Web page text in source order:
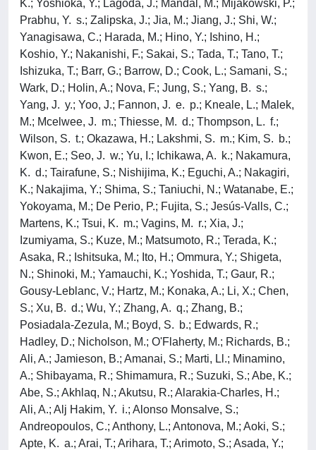
K.; Yoshioka, Y.; Lagoda, J.; Mandal, M.; Mijakowski, P.;
Prabhu, Y. s.; Zalipska, J.; Jia, M.; Jiang, J.; Shi, W.;
Yanagisawa, C.; Harada, M.; Hino, Y.; Ishino, H.;
Koshio, Y.; Nakanishi, F.; Sakai, S.; Tada, T.; Tano, T.;
Ishizuka, T.; Barr, G.; Barrow, D.; Cook, L.; Samani, S.;
Wark, D.; Holin, A.; Nova, F.; Jung, S.; Yang, B. s.;
Yang, J. y.; Yoo, J.; Fannon, J. e. p.; Kneale, L.; Malek,
M.; Mcelwee, J. m.; Thiesse, M. d.; Thompson, L. f.;
Wilson, S. t.; Okazawa, H.; Lakshmi, S. m.; Kim, S. b.;
Kwon, E.; Seo, J. w.; Yu, I.; Ichikawa, A. k.; Nakamura,
K. d.; Tairafune, S.; Nishijima, K.; Eguchi, A.; Nakagiri,
K.; Nakajima, Y.; Shima, S.; Taniuchi, N.; Watanabe, E.;
Yokoyama, M.; De Perio, P.; Fujita, S.; Jesús-Valls, C.;
Martens, K.; Tsui, K. m.; Vagins, M. r.; Xia, J.;
Izumiyama, S.; Kuze, M.; Matsumoto, R.; Terada, K.;
Asaka, R.; Ishitsuka, M.; Ito, H.; Ommura, Y.; Shigeta,
N.; Shinoki, M.; Yamauchi, K.; Yoshida, T.; Gaur, R.;
Gousy-Leblanc, V.; Hartz, M.; Konaka, A.; Li, X.; Chen,
S.; Xu, B. d.; Wu, Y.; Zhang, A. q.; Zhang, B.;
Posiadala-Zezula, M.; Boyd, S. b.; Edwards, R.;
Hadley, D.; Nicholson, M.; O'Flaherty, M.; Richards, B.;
Ali, A.; Jamieson, B.; Amanai, S.; Marti, Ll.; Minamino,
A.; Shibayama, R.; Shimamura, R.; Suzuki, S.; Abe, K.;
Abe, S.; Akhlaq, N.; Akutsu, R.; Alarakia-Charles, H.;
Ali, A.; Alj Hakim, Y. i.; Alonso Monsalve, S.;
Andreopoulos, C.; Anthony, L.; Antonova, M.; Aoki, S.;
Apte, K. a.; Arai, T.; Arihara, T.; Arimoto, S.; Asada, Y.;